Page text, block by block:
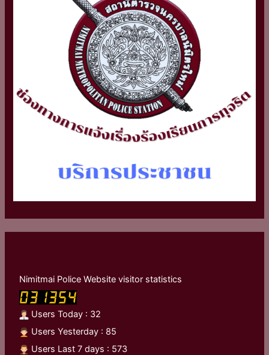
Nimitmai Police Website visitor statistics
Users Today : 32
Users Yesterday : 85
Users Last 7 days : 573